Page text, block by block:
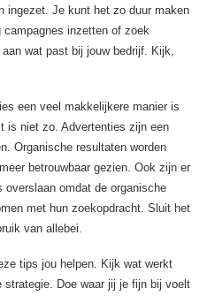
ingezet. Je kunt het zo duur maken
inzetten of zoek
wat past bij jouw bedrijf. Kijk,
een veel makkelijkere manier is
is niet zo. Advertenties zijn een
Organische resultaten worden
betrouwbaar gezien. Ook zijn er
omdat de organische
met hun zoekopdracht. Sluit het
van allebei.
tips jou helpen. Kijk wat werkt
strategie. Doe waar jij je fijn bij voelt